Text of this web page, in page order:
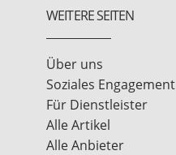
WEITERE SEITEN
Über uns
Soziales Engagement
Für Dienstleister
Alle Artikel
Alle Anbieter